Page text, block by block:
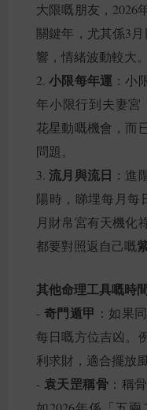
大限嘅朋友，2026
關鍵年，尤其係3
響，情緒波動較大。
2.小限每年運 ：小
年小限行到夫妻宮
花星動嘅機會，而
問題。
3.流月與流日 ：進
陽時，睇埋每月每
月財帛宮有天機化
都要對照返自己嘅
其他命理工具嘅時
- 奇門遁甲 ：如果
每日嘅方位吉凶。
利求財，適合擺放
- 袁天罡稱骨 ：稱